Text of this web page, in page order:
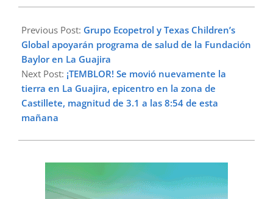
05-
20
Previous Post: Grupo Ecopetrol y Texas Children’s
Global apoyarán programa de salud de la Fundación
Baylor en La Guajira
Next Post: ¡TEMBLOR! Se movió nuevamente la
tierra en La Guajira, epicentro en la zona de
Castillete, magnitud de 3.1 a las 8:54 de esta
mañana